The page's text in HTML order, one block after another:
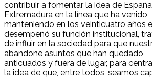
contribuir a fomentar la idea de
Extremadura en la línea que ha venido
manteniendo en los veinticuatro años
desempeñó su función institucional,
de influir en la sociedad para que
abandone asuntos que han quedado
anticuados y fuera de lugar, para
la idea de que, entre todos, seamos